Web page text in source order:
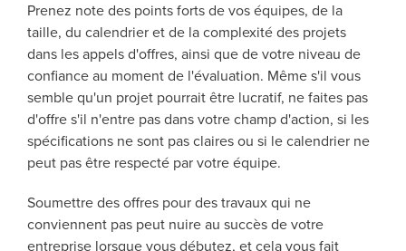
Prenez note des points forts de vos équipes, de la
taille, du calendrier et de la complexité des projets
dans les appels d'offres, ainsi que de votre niveau de
confiance au moment de l'évaluation. Même s'il vous
semble qu'un projet pourrait être lucratif, ne faites pas
d'offre s'il n'entre pas dans votre champ d'action, si les
spécifications ne sont pas claires ou si le calendrier ne
peut pas être respecté par votre équipe.
Soumettre des offres pour des travaux qui ne
conviennent pas peut nuire au succès de votre
entreprise lorsque vous débutez, et cela vous fait